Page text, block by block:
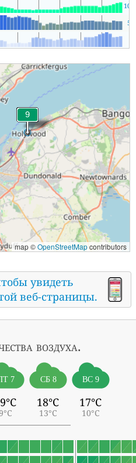
54
map ©OpenStreetMapcontributors
увидеть
веб-страницы.
воздуха.
7 СБ 8
18°C
13°C
ВС 9
17°C
10°C